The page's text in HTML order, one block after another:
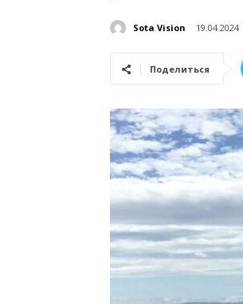
Sota Vision 19.04.2024
Поделиться